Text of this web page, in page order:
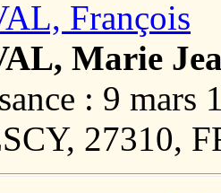
François
Marie
: 9
27310,